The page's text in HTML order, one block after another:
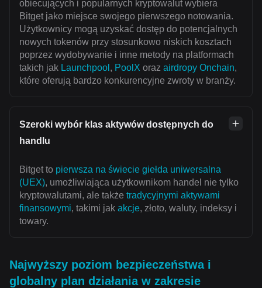
obiecujących i popularnych kryptowalut wybiera
Bitget jako miejsce swojego pierwszego notowania.
Użytkownicy mogą uzyskać dostęp do potencjalnych
nowych tokenów przy stosunkowo niskich kosztach
poprzez wydobywanie i inne metody na platformach
takich jak Launchpool , PoolX oraz airdropy Onchain,
które oferują bardzo konkurencyjne zwroty w branży.
Szeroki wybór klas aktywów dostępnych do
handlu
Bitget to pierwsza na świecie giełda uniwersalna
(UEX), umożliwiająca użytkownikom handel nie tylko
kryptowalutami, ale także tradycyjnymi aktywami
finansowymi, takimi jak akcje, złoto, waluty, indeksy i
towary.
Najwyższy poziom bezpieczeństwa i
globalny plan działania w zakresie